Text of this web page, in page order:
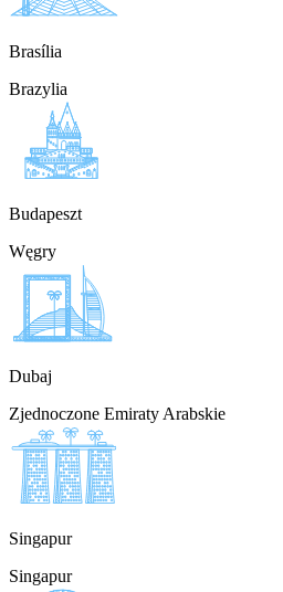
Brasília
Brazylia
Budapeszt
Węgry
Dubaj
Zjednoczone Emiraty Arabskie
Singapur
Singapur